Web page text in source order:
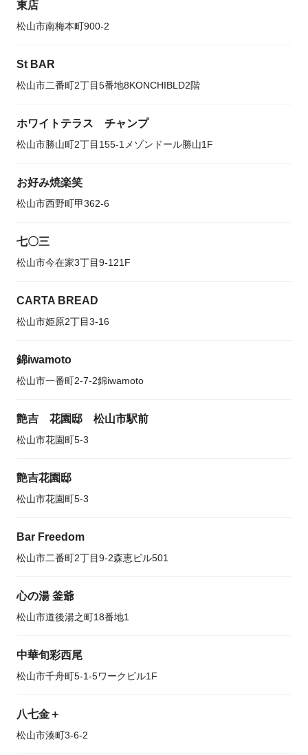
東店
松山市南梅本町900-2
St BAR
松山市二番町2丁目5番地8KONCHIBLD2階
ホワイトテラス チャンプ
松山市勝山町2丁目155-1メゾンドール勝山1F
お好み焼楽笑
松山市西野町甲362-6
七〇三
松山市今在家3丁目9-121F
CARTA BREAD
松山市姫原2丁目3-16
錦iwamoto
松山市一番町2-7-2錦iwamoto
艶吉 花園邸 松山市駅前
松山市花園町5-3
艶吉花園邸
松山市花園町5-3
Bar Freedom
松山市二番町2丁目9-2森恵ビル501
心の湯 釜爺
松山市道後湯之町18番地1
中華旬彩西尾
松山市千舟町5-1-5ワークビル1F
八七金＋
松山市湊町3-6-2